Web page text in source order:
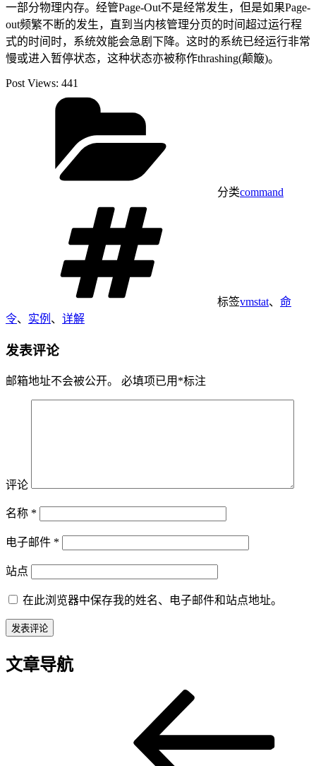
一部分物理内存。经管Page-Out不是经常发生，但是如果Page-
out频繁不断的发生，直到当内核管理分页的时间超过运行程
式的时间时，系统效能会急剧下降。这时的系统已经运行非常
慢或进入暂停状态，这种状态亦被称作thrashing(颠簸)。
Post Views: 441
分类command
标签vmstat、 命
令、 实例 、 详解
发表评论
邮箱地址不会被公开。 必填项已用 *标注
评论
名称 *
电子邮件 *
站点
在此浏览器中保存我的姓名、电子邮件和站点地址。
文章导航